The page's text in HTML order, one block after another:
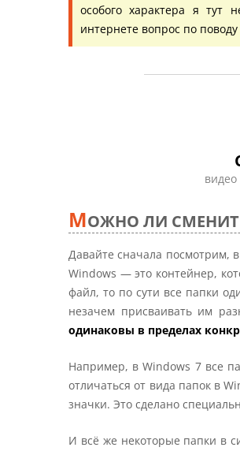
особого характера я тут
интернете вопрос по
МОЖНО ЛИ
Давайте сначала посмотрим,
Windows — это контейнер,
файл, то по сути все папки
незачем присваивать им
одинаковы в пределах
Например, в Windows 7 все
отличаться от вида папок в
значки. Это сделано
И всё же некоторые папки в